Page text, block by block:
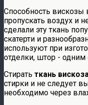
Способность вискозы
пропускать воздух и
сделали эту ткань
скатерти и
используют при
отделки, штор -
Стирать ткань вискоза
стирки и не следует
необходимо через